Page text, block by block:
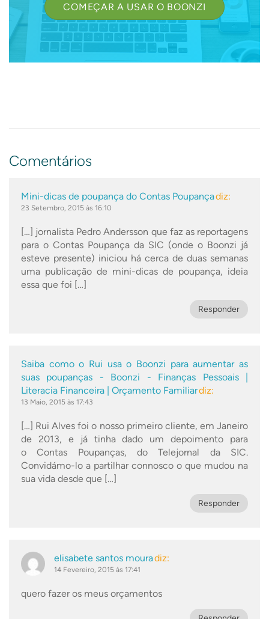
COMEÇAR A USAR O BOONZI
Comentários
Mini-dicas de poupança do Contas Poupançadiz:
23 Setembro, 2015 às 16:10
[…] jornalista Pedro Andersson que faz as reportagens
para o Contas Poupança da SIC (onde o Boonzi já
esteve presente) iniciou há cerca de duas semanas
uma publicação de mini-dicas de poupança, ideia
essa que foi […]
Responder
Saiba como o Rui usa o Boonzi para aumentar as
suas poupanças - Boonzi - Finanças Pessoais |
Literacia Financeira | Orçamento Familiardiz:
13 Maio, 2015 às 17:43
[…] Rui Alves foi o nosso primeiro cliente, em Janeiro
de 2013, e já tinha dado um depoimento para
o Contas Poupanças, do Telejornal da SIC.
Convidámo-lo a partilhar connosco o que mudou na
sua vida desde que […]
Responder
elisabete santos mouradiz:
14 Fevereiro, 2015 às 17:41
quero fazer os meus orçamentos